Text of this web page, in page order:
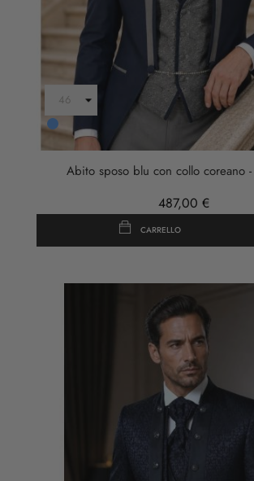
Blu
Abito sposo blu con collo coreano
487,00 €
CARRELLO